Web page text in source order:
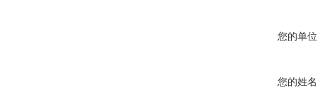
您的单
您的姓